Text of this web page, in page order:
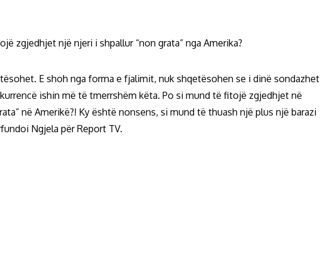
zgjedhjet një njeri i shpallur “non grata” nga Amerika?
E shoh nga forma e fjalimit, nuk shqetësohen se i dinë sondazhet
ishin më të tmerrshëm këta. Po si mund të fitojë zgjedhjet në
në Amerikë?! Ky është nonsens, si mund të thuash një plus një barazi
Ngjela për Report TV.